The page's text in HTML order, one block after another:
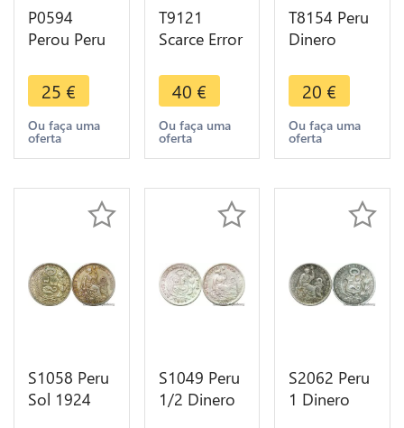
P0594
Perou Peru
Carlos III
1779 Lima
MJ Silver -
>Make
25 €
Ou faça uma
oferta
T9121
Scarce Error
Peru Peseta
Republica
Peruana
Lima Silver -
40 €
Ou faça uma
oferta
T8154 Peru
Dinero
Argent
Silver -> M
Offer
20 €
Ou faça uma
oferta
S1058 Peru
Sol 1924
S1049 Peru
1/2 Dinero
S2062 Peru
1 Dinero